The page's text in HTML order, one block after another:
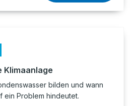
Klimaanlage
bilden und wann
ein Problem hindeutet.